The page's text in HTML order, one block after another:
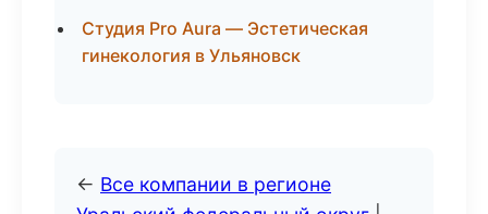
Студия Pro Aura — Эстетическая
гинекология в Ульяновск
← Все компании в регионе